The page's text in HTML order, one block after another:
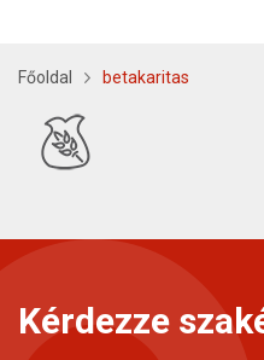
Főoldal betakaritas
Kérdezze